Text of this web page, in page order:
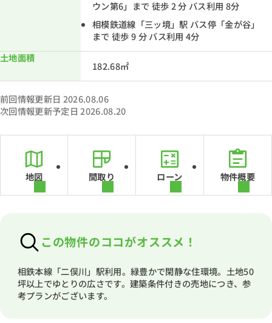
ウン第6」まで 徒歩 2 分 バス利用 8分
相模鉄道線「三ッ境」駅 バス停「金が谷」
まで 徒歩 9 分 バス利用 4分
土地面積
182.68㎡
前回情報更新日 2026.08.06
次回情報更新予定日 2026.08.20
地図 間取り ローン 物件概要
この物件のココがオススメ！
相鉄本線「二俣川」駅利用。緑豊かで閑静な住環境。土地50
坪以上でゆとりの広さです。建築条件付きの売地につき、参
考プランがございます。